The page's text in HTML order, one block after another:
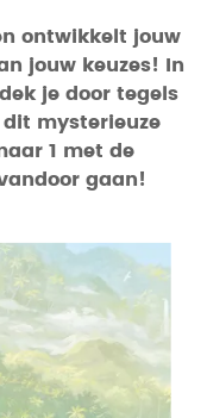
ontwikkelt jouw
jouw keuzes! In
je door tegels
mysterieuze
1 met de
gaan!